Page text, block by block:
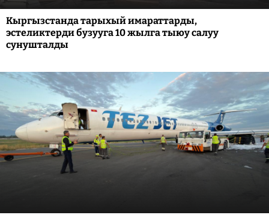
Кыргызстанда тарыхый имараттарды,
эстеликтерди бузууга 10 жылга тыюу салуу
сунушталды